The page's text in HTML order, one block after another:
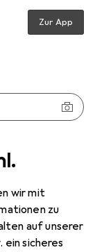
wir mit
zu
auf unserer
ein sicheres
Zur App